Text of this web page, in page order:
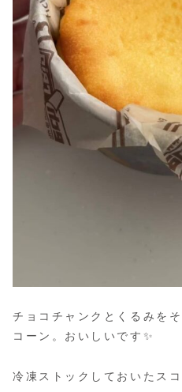
チョコチャンクとくるみを
コーン。おいしいです✨
冷凍ストックしておいたス